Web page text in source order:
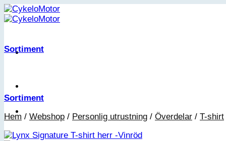
Skip
to
Sortiment
Sortiment
Hem / Webshop / Personlig utrustning / Överdelar / T-shirt